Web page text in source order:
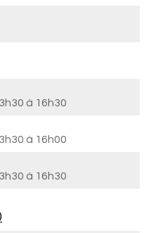
à 16h30
à 16h00
à 16h30